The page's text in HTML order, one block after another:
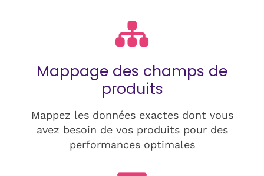
Mappage des champs de
produits
Mappez les données exactes dont vous
avez besoin de vos produits pour des
performances optimales